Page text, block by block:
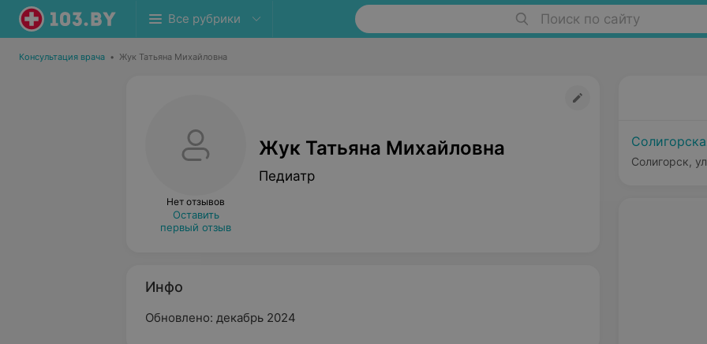
Все рубрики Поиск по сайту
Консультация врача • Жук Татьяна Михайловна
Нет отзывов
Оставить
первый отзыв
Жук Татьяна Михайловна
Педиатр
Инфо
Обновлено: декабрь 2024
Солигорск,